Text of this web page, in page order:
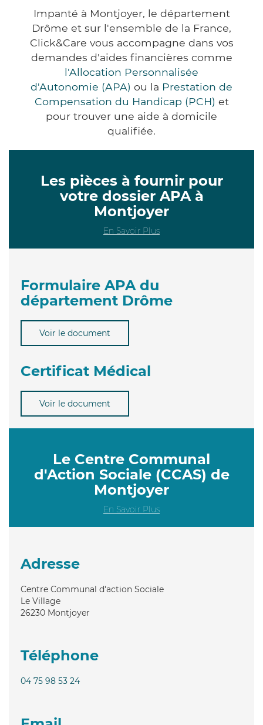
Impanté à Montjoyer, le département
Drôme et sur l'ensemble de la France,
Click&Care vous accompagne dans vos
demandes d'aides financières comme
l'Allocation Personnalisée
d'Autonomie (APA) ou la Prestation de
Compensation du Handicap (PCH) et
pour trouver une aide à domicile
qualifiée.
Les pièces à fournir pour
votre dossier APA à
Montjoyer
En Savoir Plus
Formulaire APA du
département Drôme
Voir le document
Certificat Médical
Voir le document
Le Centre Communal
d'Action Sociale (CCAS) de
Montjoyer
En Savoir Plus
Adresse
Centre Communal d'action Sociale
Le Village
26230 Montjoyer
Téléphone
04 75 98 53 24